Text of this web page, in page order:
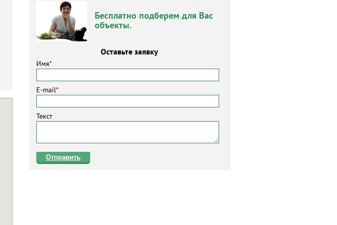
Бесплатно подберем для Вас
объекты.
Оставьте заявку
Имя*
E-mail*
Текст
Отправить